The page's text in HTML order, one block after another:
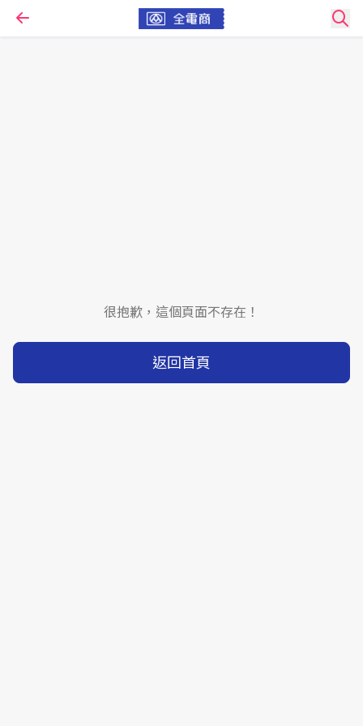
很抱歉，這個頁面不存在！
返回首頁